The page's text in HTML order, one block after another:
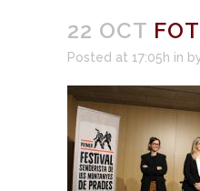
22 OCT
Posted at 17:05h in